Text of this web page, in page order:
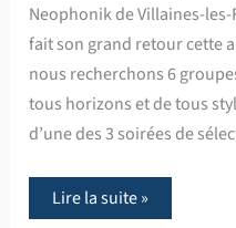
Neophonik de Villaines-
fait son grand retour cette
nous recherchons 6
tous horizons et de tous
d’une des 3 soirées de
Lire la suite »